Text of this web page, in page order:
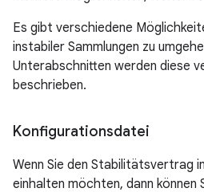
Es gibt verschiedene
instabiler Sammlungen zu
Unterabschnitten werden diese
beschrieben.
Konfigurationsdatei
Wenn Sie den Stabilitätsvertrag
einhalten möchten, dann können